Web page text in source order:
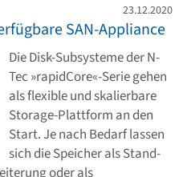
23.12.2020
SAN-Appliance
Die Disk-Subsysteme der N-
Tec »rapidCore«-Serie gehen
als flexible und skalierbare
Storage-Plattform an den
Start. Je nach Bedarf lassen
sich die Speicher als Stand-
oder als